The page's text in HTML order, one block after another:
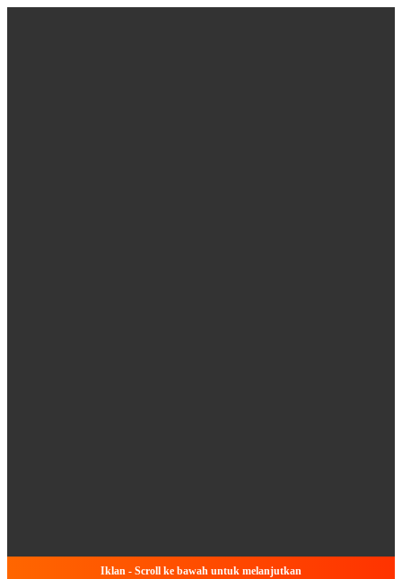
Iklan - Scroll ke bawah untuk melanjutkan